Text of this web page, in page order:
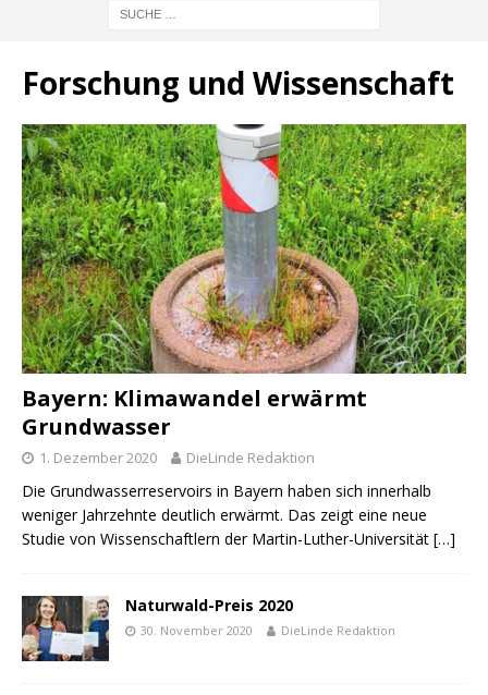
Forschung und Wissenschaft
Bayern: Klimawandel erwärmt
Grundwasser
1. Dezember 2020 DieLinde Redaktion
Die Grundwasserreservoirs in Bayern haben sich innerhalb
weniger Jahrzehnte deutlich erwärmt. Das zeigt eine neue
Studie von Wissenschaftlern der Martin-Luther-Universität […]
Naturwald-Preis 2020
30. November 2020 DieLinde Redaktion